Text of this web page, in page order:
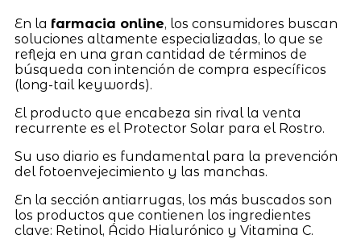
En la farmacia online, los consumidores buscan
soluciones altamente especializadas, lo que se
refleja en una gran cantidad de términos de
búsqueda con intención de compra específicos
(long-tail keywords).
El producto que encabeza sin rival la venta
recurrente es el Protector Solar para el Rostro.
Su uso diario es fundamental para la prevención
del fotoenvejecimiento y las manchas.
En la sección antiarrugas, los más buscados son
los productos que contienen los ingredientes
clave: Retinol, Ácido Hialurónico y Vitamina C.